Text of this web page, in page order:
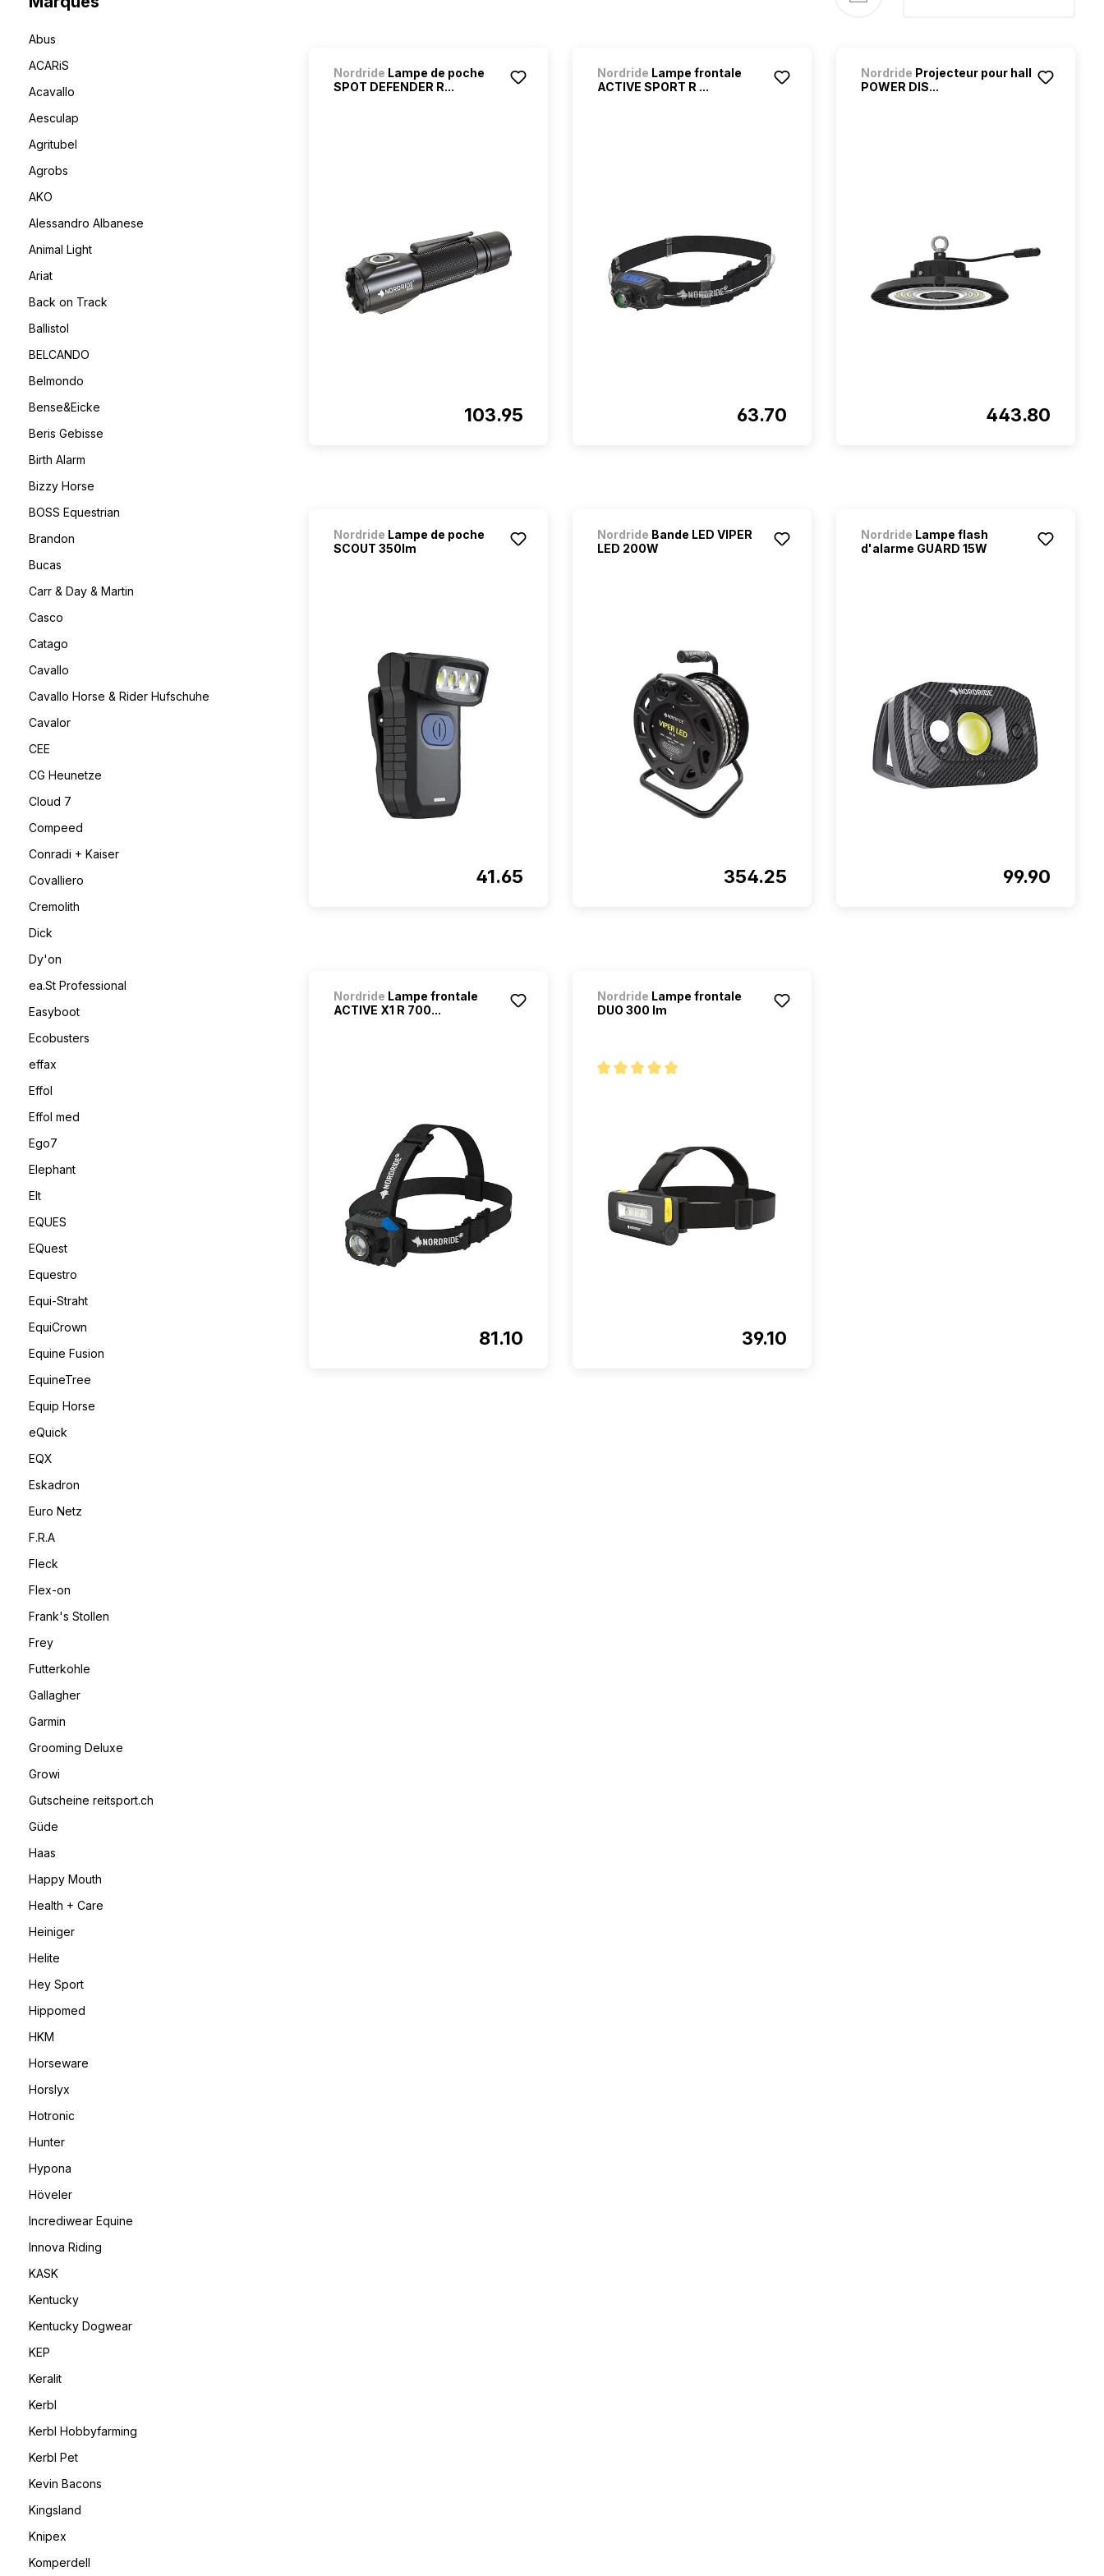
Abus
ACARiS
Acavallo
Aesculap
Agritubel
Agrobs
AKO
Alessandro Albanese
Animal Light
Ariat
Back on Track
Ballistol
BELCANDO
Belmondo
Bense&Eicke
Beris Gebisse
Birth Alarm
Bizzy Horse
BOSS Equestrian
Brandon
Bucas
Carr & Day & Martin
Casco
Catago
Cavallo
Cavallo Horse & Rider Hufschuhe
Cavalor
CEE
CG Heunetze
Cloud 7
Compeed
Conradi + Kaiser
Covalliero
Cremolith
Dick
Dy'on
ea.St Professional
Easyboot
Ecobusters
effax
Effol
Effol med
Ego7
Elephant
Elt
EQUES
EQuest
Equestro
Equi-Straht
EquiCrown
Equine Fusion
EquineTree
Equip Horse
eQuick
EQX
Eskadron
Euro Netz
F.R.A
Fleck
Flex-on
Frank's Stollen
Frey
Futterkohle
Gallagher
Garmin
Grooming Deluxe
Growi
Gutscheine reitsport.ch
Güde
Haas
Happy Mouth
Health + Care
Heiniger
Helite
Hey Sport
Hippomed
HKM
Horseware
Horslyx
Hotronic
Hunter
Hypona
Höveler
Incrediwear Equine
Innova Riding
KASK
Kentucky
Kentucky Dogwear
KEP
Keralit
Kerbl
Kerbl Hobbyfarming
Kerbl Pet
Kevin Bacons
Kingsland
Knipex
Komperdell
Nordride Lampe de poche
SPOT DEFENDER R...
103.95
Nordride Lampe frontale
ACTIVE SPORT R ...
63.70
Nordride Projecteur pour hall
POWER DIS...
443.80
Nordride Lampe de poche
SCOUT 350lm
41.65
Nordride Bande LED VIPER
LED 200W
354.25
Nordride Lampe flash
d'alarme GUARD 15W
99.90
Nordride Lampe frontale
ACTIVE X1 R 700...
81.10
Nordride Lampe frontale
DUO 300 lm
39.10